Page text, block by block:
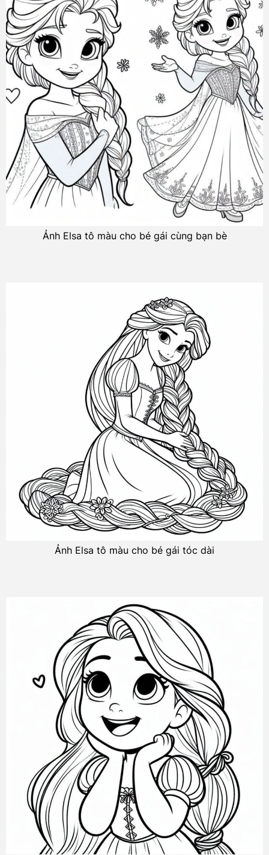
Ảnh Elsa tô màu cho bé gái cùng bạn bè
Ảnh Elsa tô màu cho bé gái tóc dài